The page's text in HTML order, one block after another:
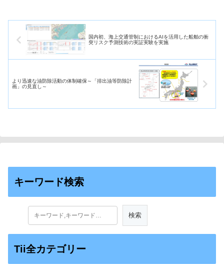
国内初、海上交通管制におけるAIを活用した船舶の衝
突リスク予測技術の実証実験を実施
より迅速な油防除活動の体制確保～「排出油等防除計
画」の見直し～
キーワード検索
Tii全カテゴリー